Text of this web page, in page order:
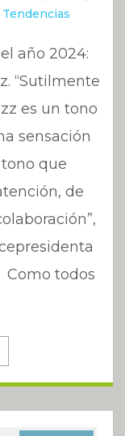
Tendencias
año 2024:
“Sutilmente
es un tono
sensación
que
de
todos